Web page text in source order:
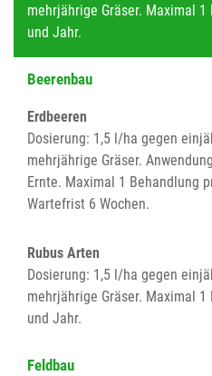
mehrjährige Gräser. Maximal
und Jahr.
Beerenbau
Erdbeeren
Dosierung: 1,5 l/ha gegen
mehrjährige Gräser.
Ernte. Maximal 1 Behandlung
Wartefrist 6 Wochen.
Rubus Arten
Dosierung: 1,5 l/ha gegen
mehrjährige Gräser. Maximal
und Jahr.
Feldbau